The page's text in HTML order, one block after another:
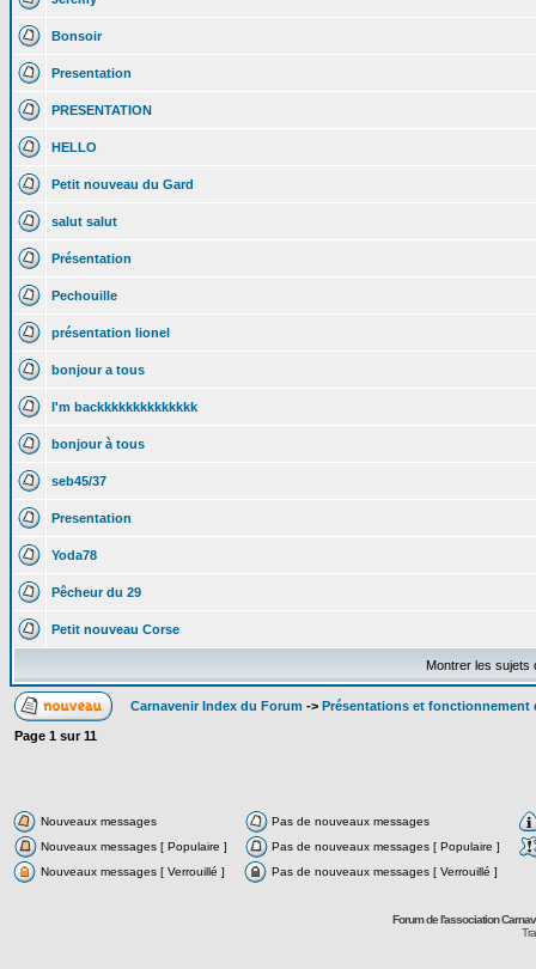
Bonsoir
Presentation
PRESENTATION
HELLO
Petit nouveau du Gard
salut salut
Présentation
Pechouille
présentation lionel
bonjour a tous
I'm backkkkkkkkkkkkkk
bonjour à tous
seb45/37
Presentation
Yoda78
Pêcheur du 29
Petit nouveau Corse
Montrer les sujets
Carnavenir Index du Forum -> Présentations et fonctionnement
Page 1 sur11
Nouveaux messages
Pas de nouveaux messages
Nouveaux messages [ Populaire ]
Pas de nouveaux messages [ Populaire ]
Nouveaux messages [ Verrouillé ]
Pas de nouveaux messages [ Verrouillé ]
Forum de l'association